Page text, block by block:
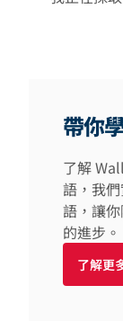
帶你
了解
語，我
語，讓
的進步。
了解更